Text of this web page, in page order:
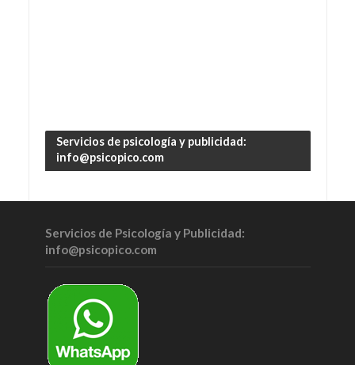
Servicios de psicología y publicidad:
info@psicopico.com
Servicios de Psicología y Publicidad:
info@psicopico.com